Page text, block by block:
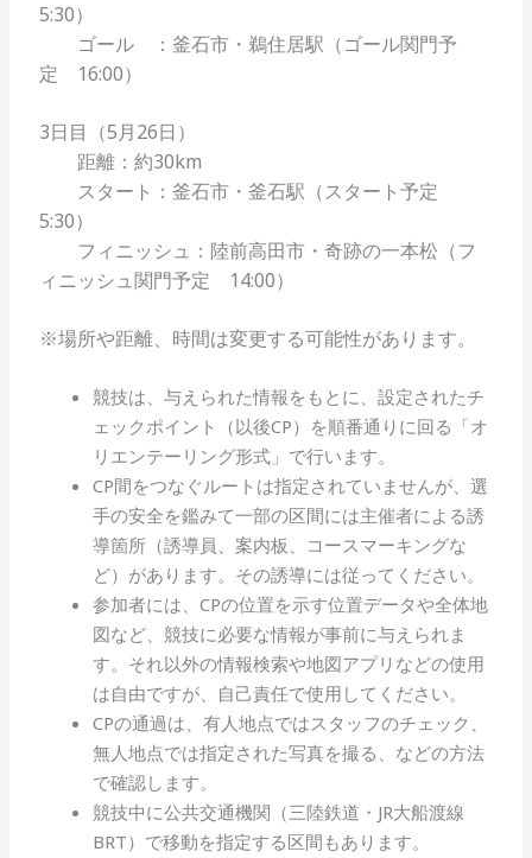
5:30）
ゴール ：釜石市・鵜住居駅（ゴール関門予
定 16:00）
3日目（5月26日）
距離：約30km
スタート：釜石市・釜石駅（スタート予定
5:30）
フィニッシュ：陸前高田市・奇跡の一本松（フ
ィニッシュ関門予定 14:00）
※場所や距離、時間は変更する可能性があります。
競技は、与えられた情報をもとに、設定されたチ
ェックポイント（以後CP）を順番通りに回る「オ
リエンテーリング形式」で行います。
CP間をつなぐルートは指定されていませんが、選
手の安全を鑑みて一部の区間には主催者による誘
導箇所（誘導員、案内板、コースマーキングな
ど）があります。その誘導には従ってください。
参加者には、CPの位置を示す位置データや全体地
図など、競技に必要な情報が事前に与えられま
す。それ以外の情報検索や地図アプリなどの使用
は自由ですが、自己責任で使用してください。
CPの通過は、有人地点ではスタッフのチェック、
無人地点では指定された写真を撮る、などの方法
で確認します。
競技中に公共交通機関（三陸鉄道・JR大船渡線
BRT）で移動を指定する区間もあります。